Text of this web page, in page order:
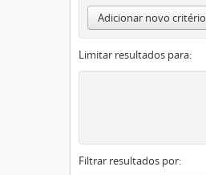
Adicionar novo critério
Limitar resultados para:
Filtrar resultados por: